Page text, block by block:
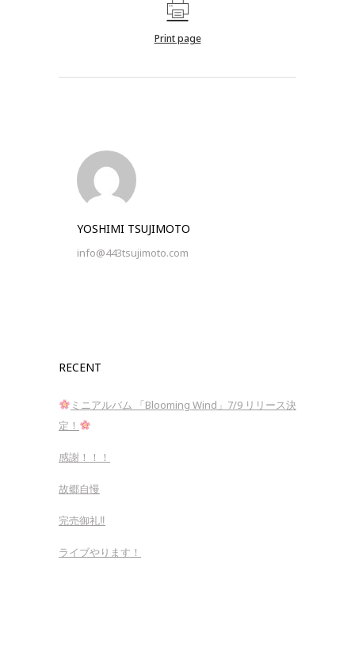
Print page
YOSHIMI TSUJIMOTO
info@443tsujimoto.com
RECENT
ミニアルバム 「Blooming Wind」7/9 リリース決
定！
感謝！！！
故郷自慢
完売御礼‼︎
ライブやります！